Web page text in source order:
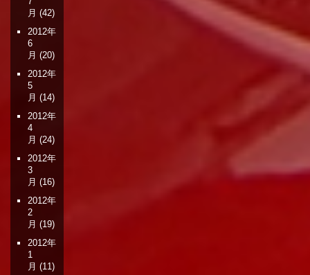
月 (42)
2012年
6
月 (20)
2012年
5
月 (14)
2012年
4
月 (24)
2012年
3
月 (16)
2012年
2
月 (19)
2012年
1
月 (11)